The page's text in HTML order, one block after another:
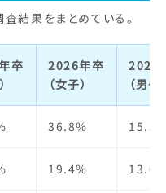
2.6%
7.7% 6.8%
1.2% 1.1%
11.7%
結果をまとめている。
卒
2026年卒
（女子）
2025
（男子
36.8%
19.4%